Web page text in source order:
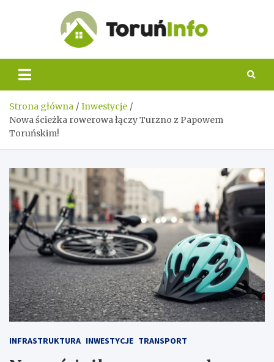
Info
Strona główna
Inwestycje
Nowa ścieżka rowerowa łączy Turzno z Papowem
Toruńskim!
INFRASTRUKTURA INWESTYCJE TRANSPORT